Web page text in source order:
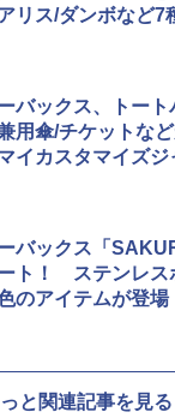
リス/ダンボなど7
バックス、トー
用傘/チケットな
イカスタマイズジ
バックス「
ト！ ステンレス
のアイテムが登場
と関連記事を見る